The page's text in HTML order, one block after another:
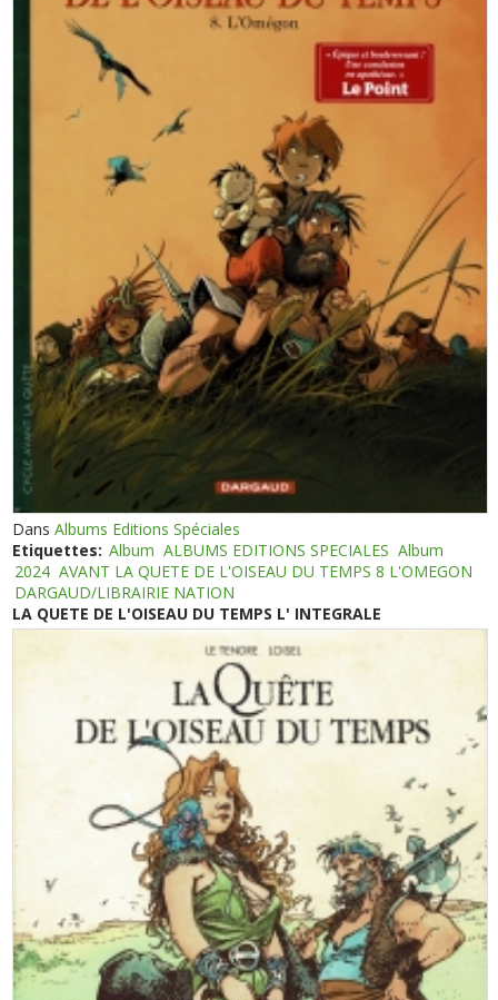
DansAlbums Editions Spéciales
Etiquettes: Album ALBUMS EDITIONS SPECIALES Album
2024 AVANT LA QUETE DE L'OISEAU DU TEMPS 8 L'OMEGON
DARGAUD/LIBRAIRIE NATION
LA QUETE DE L'OISEAU DU TEMPS L' INTEGRALE